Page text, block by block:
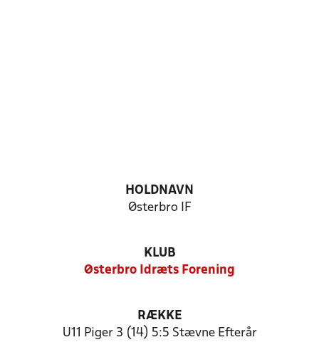
HOLDNAVN
Østerbro IF
KLUB
Østerbro Idræts Forening
RÆKKE
U11 Piger 3 (14) 5:5 Stævne Efterår